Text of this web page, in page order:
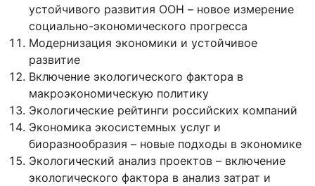
устойчивого развития ООН – новое измерение
социально-экономического прогресса
Модернизация экономики и устойчивое
развитие
Включение экологического фактора в
макроэкономическую политику
Экологические рейтинги российских компаний
Экономика экосистемных услуг и
биоразнообразия – новые подходы в экономике
Экологический анализ проектов – включение
экологического фактора в анализ затрат и